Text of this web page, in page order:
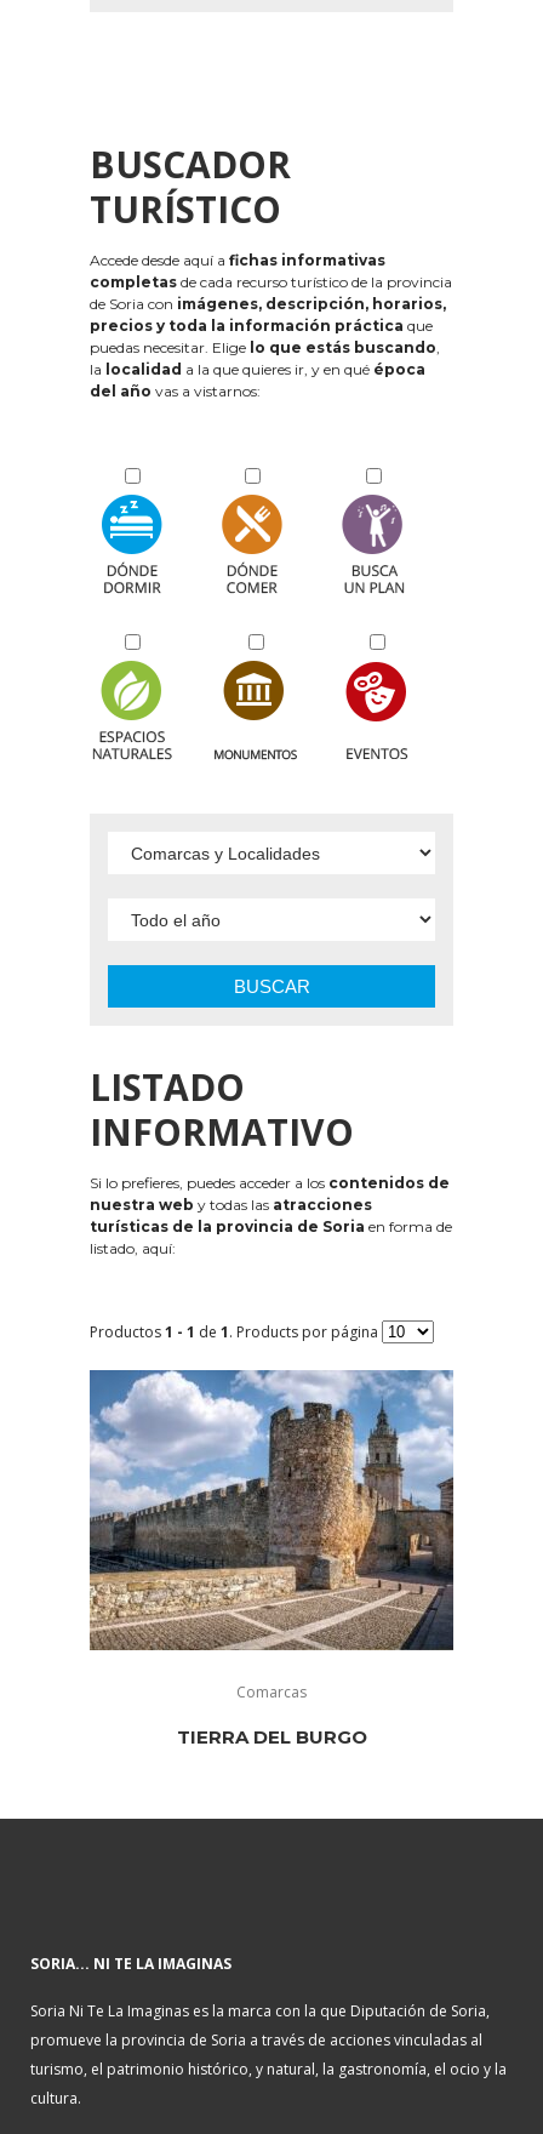
BUSCADOR
TURÍSTICO
Accede desde aquí a fichas informativas
completas de cada recurso turístico de la provincia
de Soria con imágenes, descripción, horarios,
precios y toda la información práctica que
puedas necesitar. Elige lo que estás buscando,
la localidad a la que quieres ir, y en qué época
del año vas a vistarnos:
BUSCAR
LISTADO
INFORMATIVO
Si lo prefieres, puedes acceder a los contenidos de
nuestra web y todas las atracciones
turísticas de la provincia de Soria en forma de
listado, aquí:
Productos1 - 1 de 1. Products por página
Comarcas
TIERRA DEL BURGO
SORIA... NI TE LA IMAGINAS
Soria Ni Te La Imaginas es la marca con la que Diputación de Soria,
promueve la provincia de Soria a través de acciones vinculadas al
turismo, el patrimonio histórico, y natural, la gastronomía, el ocio y la
cultura.